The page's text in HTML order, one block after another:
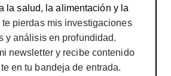
la salud, la alimentación y la
te pierdas mis investigaciones
y análisis en profundidad.
newsletter y recibe contenido
en tu bandeja de entrada.